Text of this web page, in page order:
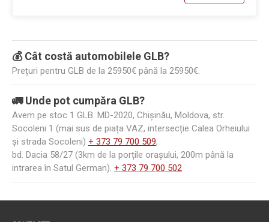
💰 Cât costă automobilele GLB?
Prețuri pentru GLB de la 25950€ până la 25950€.
🚛 Unde pot cumpăra GLB?
Avem pe stoc 1 GLB. MD-2020, Chișinău, Moldova, str.
Socoleni 1 (mai sus de piața VAZ, intersecție Calea Orheiului
și strada Socoleni) + 373 79 700 509,
bd. Dacia 58/27 (3km de la porțile orașului, 200m până la
intrarea în Satul German). + 373 79 700 502